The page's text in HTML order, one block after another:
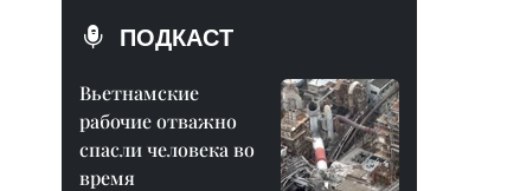
ПОДКАСТ
Вьетнамские
рабочие отважно
спасли человека во
время